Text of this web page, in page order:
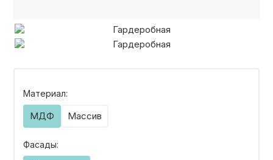
Материал:
МДФ Массив
Фасады: